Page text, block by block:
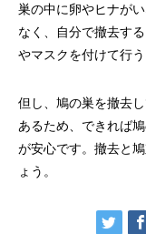
巣の中に卵やヒナが
なく、自分で撤去す
やマスクを付けて行
但し、鳩の巣を撤去
あるため、できれば
が安心です。撤去と
ょう。